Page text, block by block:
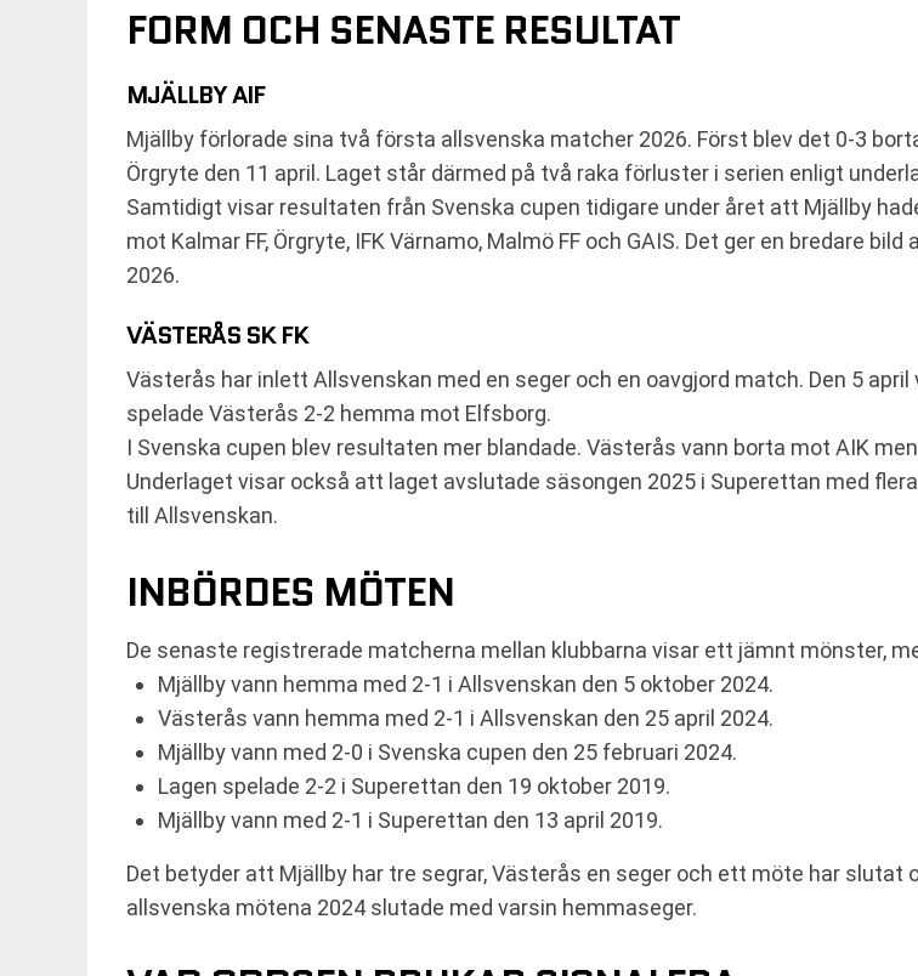
FORM OCH SENASTE RESULTAT
MJÄLLBY AIF
Mjällby förlorade sina två första allsvenska matcher 2026. Först blev det 0-3
Örgryte den 11 april. Laget står därmed på två raka förluster i serien enligt
Samtidigt visar resultaten från Svenska cupen tidigare under året att Mjällby
mot Kalmar FF, Örgryte, IFK Värnamo, Malmö FF och GAIS. Det ger en bredare
2026.
VÄSTERÅS SK FK
Västerås har inlett Allsvenskan med en seger och en oavgjord match. Den 5 april
spelade Västerås 2-2 hemma mot Elfsborg.
I Svenska cupen blev resultaten mer blandade. Västerås vann borta mot AIK
Underlaget visar också att laget avslutade säsongen 2025 i Superettan med
till Allsvenskan.
INBÖRDES MÖTEN
De senaste registrerade matcherna mellan klubbarna visar ett jämnt mönster,
Mjällby vann hemma med 2-1 i Allsvenskan den 5 oktober 2024.
Västerås vann hemma med 2-1 i Allsvenskan den 25 april 2024.
Mjällby vann med 2-0 i Svenska cupen den 25 februari 2024.
Lagen spelade 2-2 i Superettan den 19 oktober 2019.
Mjällby vann med 2-1 i Superettan den 13 april 2019.
Det betyder att Mjällby har tre segrar, Västerås en seger och ett möte har
allsvenska mötena 2024 slutade med varsin hemmaseger.